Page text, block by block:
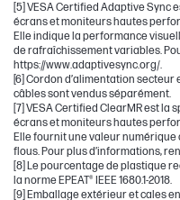
[5] VESA Certified Adaptive
écrans et moniteurs hautes
Elle indique la performance
de rafraîchissement variables.
https://www.adaptivesync.org/.
[6] Cordon d’alimentation
câbles sont vendus séparément.
[7] VESA Certified ClearMR est
écrans et moniteurs hautes
Elle fournit une valeur
flous. Pour plus d’informations,
[8] Le pourcentage de plastique
la norme EPEAT® IEEE 1680.1-2018.
[9] Emballage extérieur et cales